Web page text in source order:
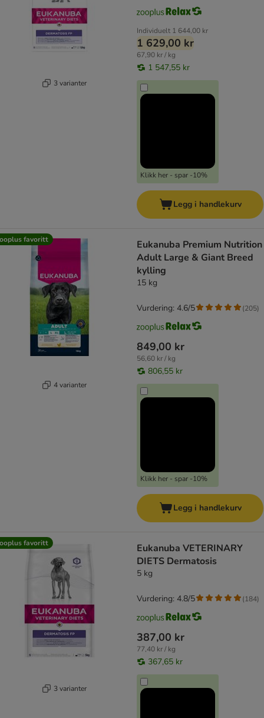
3 varianter
Individuelt 1 644,00 kr
1 629,00 kr
67,90 kr / kg
1 547,55 kr
Klikk her - spar -10%
Legg i handlekurv
favoritt
4 varianter
Eukanuba Premium Nutrition
Adult Large & Giant Breed
kylling
15 kg
849,00 kr
56,60 kr / kg
806,55 kr
Klikk her - spar -10%
Vurdering: 4.6/5 (205)
Legg i handlekurv
favoritt
3 varianter
Eukanuba VETERINARY
DIETS Dermatosis
5 kg
387,00 kr
77,40 kr / kg
367,65 kr
Vurdering: 4.8/5 (184)